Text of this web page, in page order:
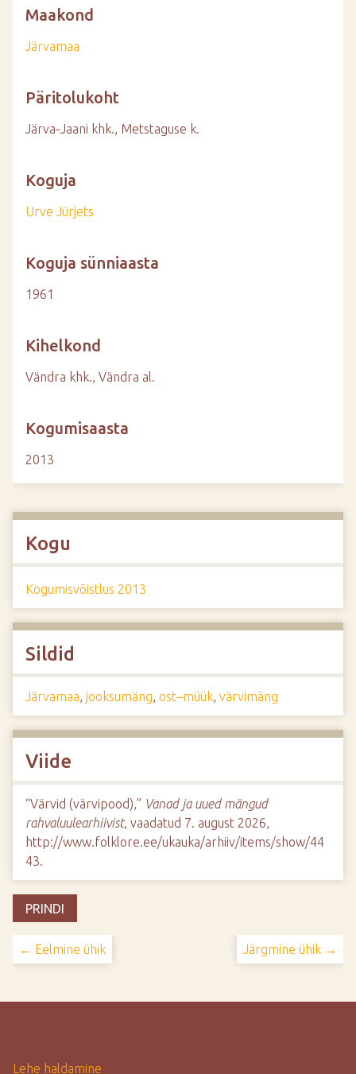
Maakond
Järvamaa
Päritolukoht
Järva-Jaani khk., Metstaguse k.
Koguja
Urve Jürjets
Koguja sünniaasta
1961
Kihelkond
Vändra khk., Vändra al.
Kogumisaasta
2013
Kogu
Kogumisvõistlus 2013
Sildid
Järvamaa, jooksumäng, ost–müük, värvimäng
Viide
“Värvid (värvipood),” Vanad ja uued mängud
rahvaluulearhiivist, vaadatud 7. august 2026,
http://www.folklore.ee/ukauka/arhiiv/items/show/44
43.
PRINDI
← Eelmine ühik Järgmine ühik →
Lehe haldamine